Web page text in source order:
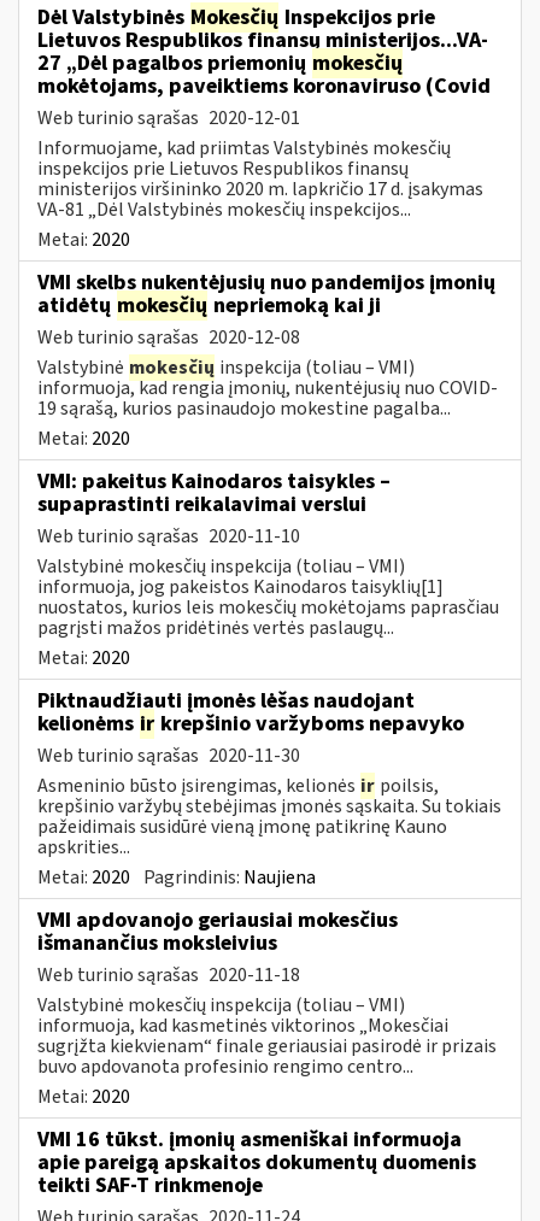
Dėl Valstybinės Mokesčių Inspekcijos prie
Lietuvos Respublikos finansų ministerijos...VA-
27 „Dėl pagalbos priemonių mokesčių
mokėtojams, paveiktiems koronaviruso (Covid
Web turinio sąrašas 2020-12-01
Informuojame, kad priimtas Valstybinės mokesčių
inspekcijos prie Lietuvos Respublikos finansų
ministerijos viršininko 2020 m. lapkričio 17 d. įsakymas
VA-81 „Dėl Valstybinės mokesčių inspekcijos...
Metai: 2020
VMI skelbs nukentėjusių nuo pandemijos įmonių
atidėtų mokesčių nepriemoką kai ji
Web turinio sąrašas 2020-12-08
Valstybinė mokesčių inspekcija (toliau – VMI)
informuoja, kad rengia įmonių, nukentėjusių nuo COVID-
19 sąrašą, kurios pasinaudojo mokestine pagalba...
Metai: 2020
VMI: pakeitus Kainodaros taisykles –
supaprastinti reikalavimai verslui
Web turinio sąrašas 2020-11-10
Valstybinė mokesčių inspekcija (toliau – VMI)
informuoja, jog pakeistos Kainodaros taisyklių[1]
nuostatos, kurios leis mokesčių mokėtojams paprasčiau
pagrįsti mažos pridėtinės vertės paslaugų...
Metai: 2020
Piktnaudžiauti įmonės lėšas naudojant
kelionėms ir krepšinio varžyboms nepavyko
Web turinio sąrašas 2020-11-30
Asmeninio būsto įsirengimas, kelionės ir poilsis,
krepšinio varžybų stebėjimas įmonės sąskaita. Su tokiais
pažeidimais susidūrė vieną įmonę patikrinę Kauno
apskrities...
Metai: 2020 Pagrindinis: Naujiena
VMI apdovanojo geriausiai mokesčius
išmanančius moksleivius
Web turinio sąrašas 2020-11-18
Valstybinė mokesčių inspekcija (toliau – VMI)
informuoja, kad kasmetinės viktorinos „Mokesčiai
sugrįžta kiekvienam“ finale geriausiai pasirodė ir prizais
buvo apdovanota profesinio rengimo centro...
Metai: 2020
VMI 16 tūkst. įmonių asmeniškai informuoja
apie pareigą apskaitos dokumentų duomenis
teikti SAF-T rinkmenoje